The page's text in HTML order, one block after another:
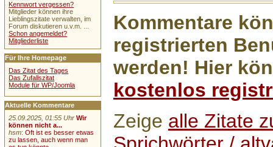
Kommentare
registrierten
werden! Hier
kostenlos
Zeige alle Zitate
Kennwort vergessen?
Mitglieder können ihre
Lieblingszitate verwalten, im
Forum diskutieren u.v.m. ...
Schon angemeldet?
Mitgliederliste
Für Ihre Homepage
Das Zitat des Tages
Das Zufallszitat
Module für WP/Joomla
Aktuelle Kommentare
25.09.2025, 01:55 Uhr Wir
können nicht a...
hsm:Oft ist es besser etwas
zu lassen, auch wenn man